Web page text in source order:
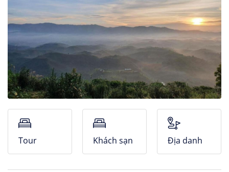
Nhà Nghỉ
Căn hộ dịch vụ
Tour Khách sạn Địa danh